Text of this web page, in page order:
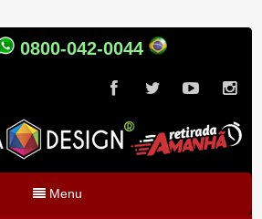
0800-042-0044
Menu